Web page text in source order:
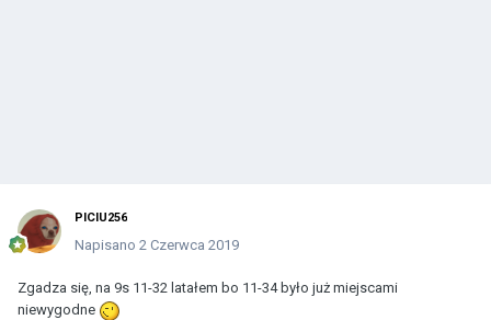
PICIU256
Napisano 2 Czerwca 2019
Zgadza się, na 9s 11-32 latałem bo 11-34 było już miejscami
niewygodne